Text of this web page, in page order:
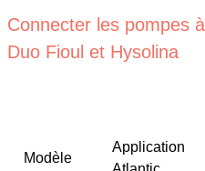
Connecter les pompes
Duo Fioul et Hysolina
Modèle
Application